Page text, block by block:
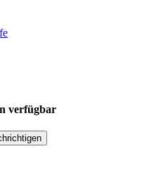
verfügbar